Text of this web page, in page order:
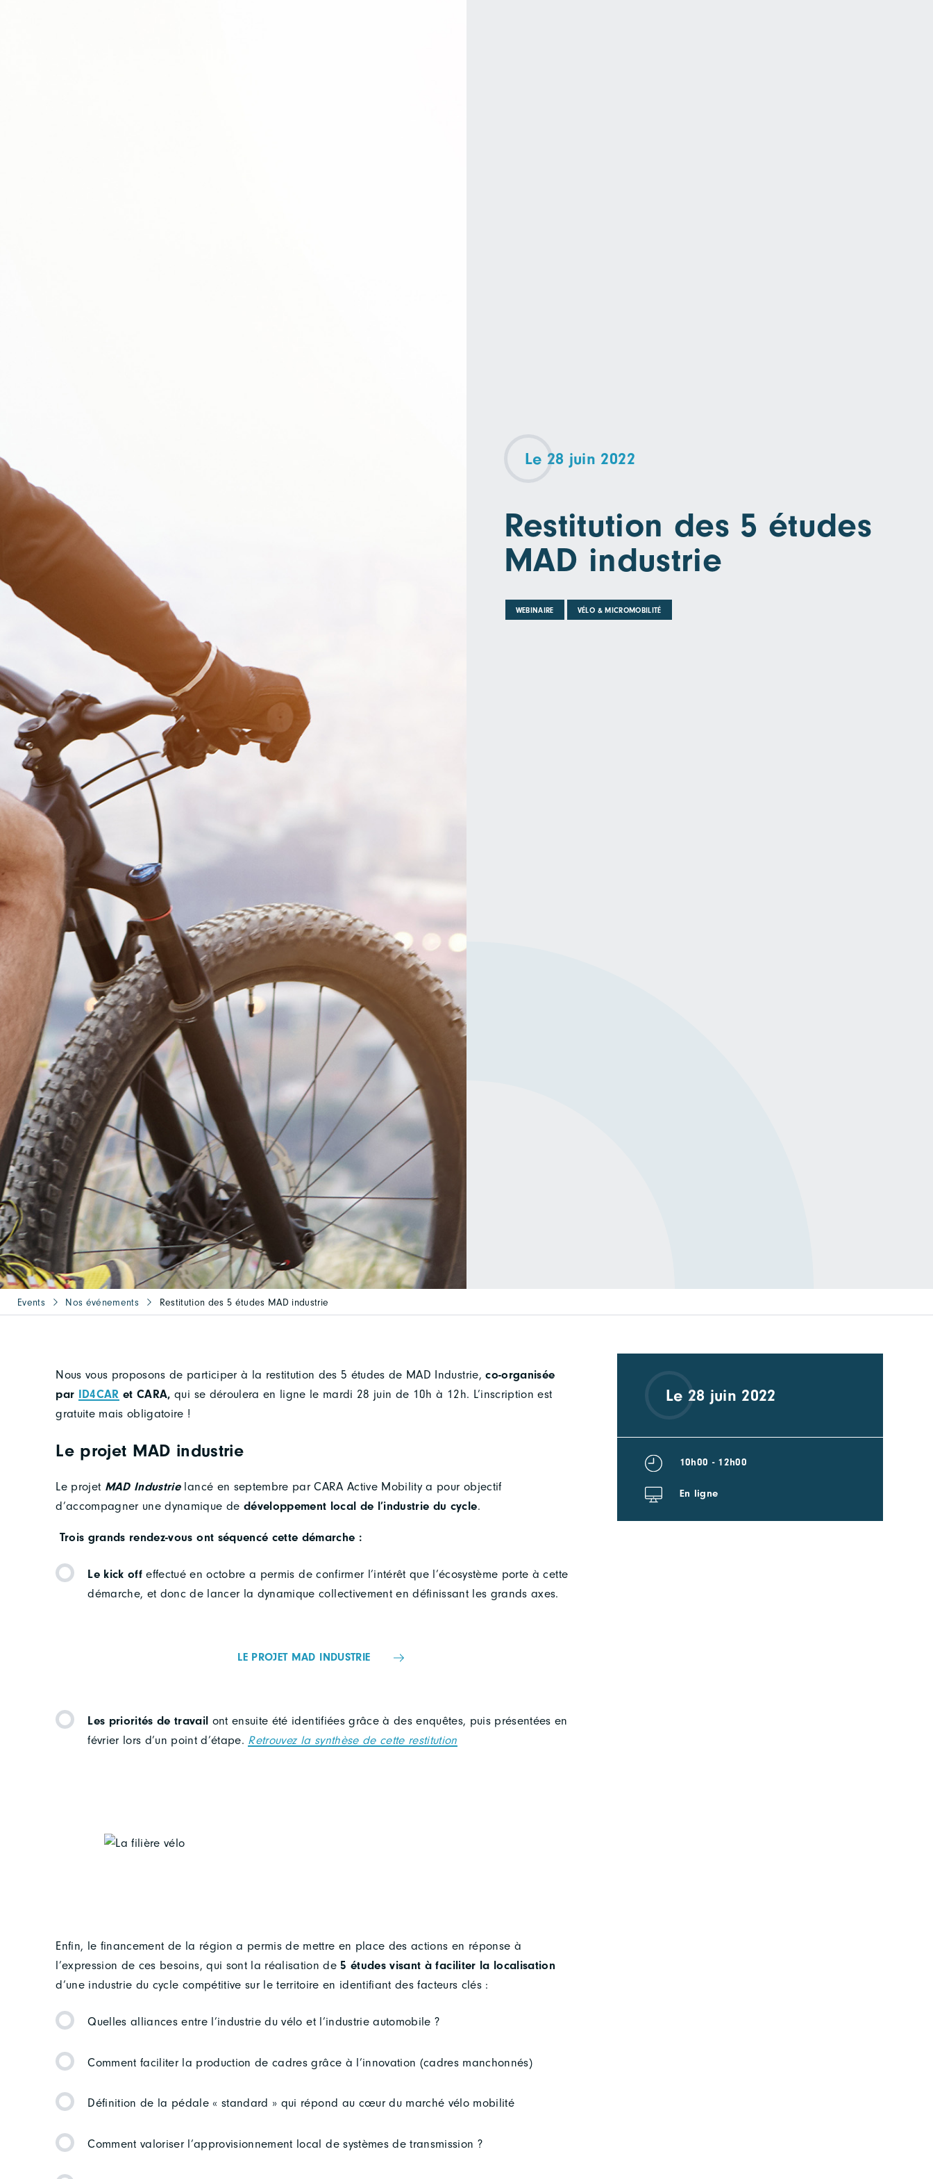
Le 28 juin 2022
Restitution des 5 études
MAD industrie
WEBINAIRE VÉLO & MICROMOBILITÉ
Events Nos événements Restitution des 5 études MAD industrie
Nous vous proposons de participer à la restitution des 5 études de MAD Industrie,co-organisée
par ID4CAR et CARA, qui se déroulera en ligne le mardi 28 juin de 10h à 12h. L’inscription est
gratuite mais obligatoire !
Le projet MAD industrie
Le projet MAD Industrielancé en septembre par CARA Active Mobility a pour objectif
d’accompagner une dynamique de développement local de l’industrie du cycle.
Trois grands rendez-vous ont séquencé cette démarche :
Le kick offeffectué en octobre a permis de confirmer l’intérêt que l’écosystème porte à cette
démarche, et donc de lancer la dynamique collectivement en définissant les grands axes.
LE PROJET MAD INDUSTRIE
Les priorités de travail ont ensuite été identifiées grâce à des enquêtes, puis présentées en
février lors d’un point d’étape. Retrouvez la synthèse de cette restitution
Enfin, le financement de la région a permis de mettre en place des actions en réponse à
l’expression de ces besoins, qui sont la réalisation de5 études visant à faciliter la localisation
d’une industrie du cycle compétitive sur le territoire en identifiant des facteurs clés :
Quelles alliances entre l’industrie du vélo et l’industrie automobile ?
Comment faciliter la production de cadres grâce à l’innovation (cadres manchonnés)
Définition de la pédale « standard » qui répond au cœur du marché vélo mobilité
Comment valoriser l’approvisionnement local de systèmes de transmission ?
Le 28 juin 2022
10h00 - 12h00
En ligne